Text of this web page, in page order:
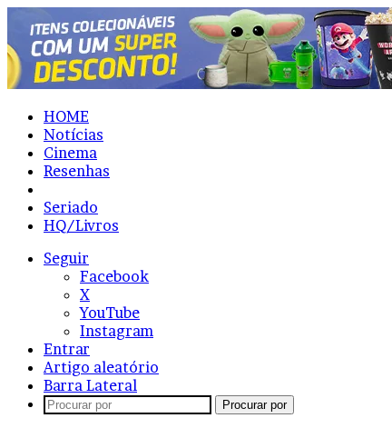
HOME
Notícias
Cinema
Resenhas
Seriado
HQ/Livros
Seguir
Facebook
X
YouTube
Instagram
Entrar
Artigo aleatório
Barra Lateral
Procurar por